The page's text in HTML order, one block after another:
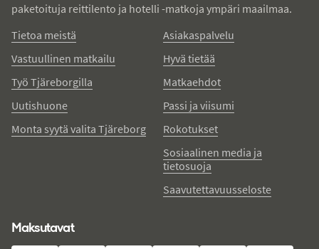
paketoituja reittilento ja hotelli -matkoja ympäri maailmaa.
Tietoa meistä
Vastuullinen matkailu
Työ Tjäreborgilla
Uutishuone
Monta syytä valita Tjäreborg
Asiakaspalvelu
Hyvä tietää
Matkaehdot
Passi ja viisumi
Rokotukset
Sosiaalinen media ja
tietosuoja
Saavutettavuusseloste
Maksutavat